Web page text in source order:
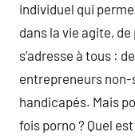
individuel qui
dans la vie agite,
s’adresse à tous :
entrepreneurs
handicapés. Mais
fois porno ? Quel